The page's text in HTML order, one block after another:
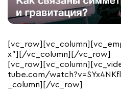
x”][/vc_column][/vc_row]
tube.com/
_column][/vc_row]